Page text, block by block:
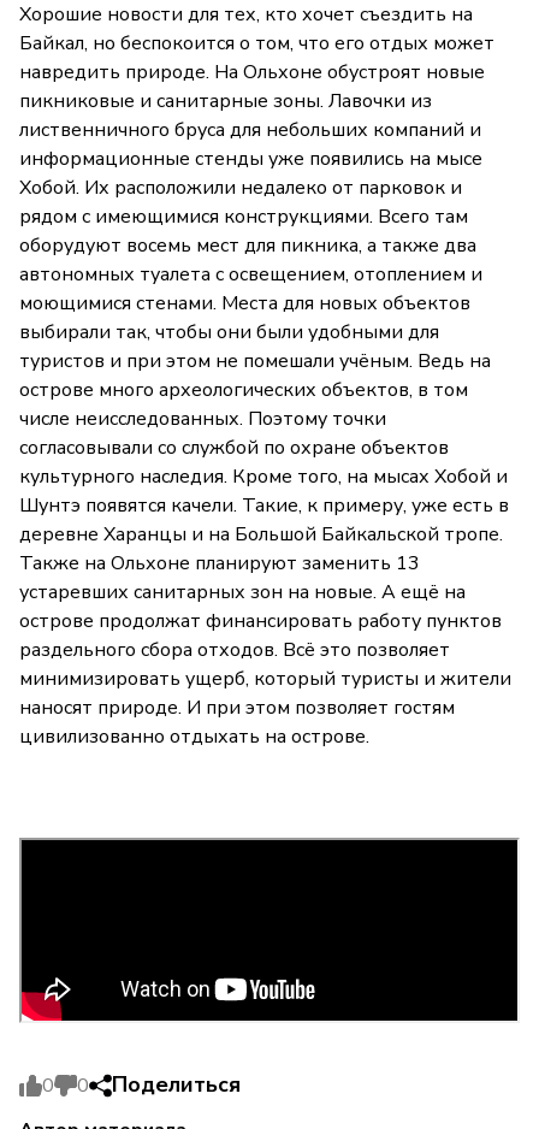
Хорошие новости для тех, кто хочет съездить на
Байкал, но беспокоится о том, что его отдых может
навредить природе. На Ольхоне обустроят новые
пикниковые и санитарные зоны. Лавочки из
лиственничного бруса для небольших компаний и
информационные стенды уже появились на мысе
Хобой. Их расположили недалеко от парковок и
рядом с имеющимися конструкциями. Всего там
оборудуют восемь мест для пикника, а также два
автономных туалета с освещением, отоплением и
моющимися стенами. Места для новых объектов
выбирали так, чтобы они были удобными для
туристов и при этом не помешали учёным. Ведь на
острове много археологических объектов, в том
числе неисследованных. Поэтому точки
согласовывали со службой по охране объектов
культурного наследия. Кроме того, на мысах Хобой и
Шунтэ появятся качели. Такие, к примеру, уже есть в
деревне Харанцы и на Большой Байкальской тропе.
Также на Ольхоне планируют заменить 13
устаревших санитарных зон на новые. А ещё на
острове продолжат финансировать работу пунктов
раздельного сбора отходов. Всё это позволяет
минимизировать ущерб, который туристы и жители
наносят природе. И при этом позволяет гостям
цивилизованно отдыхать на острове.
0 0 Поделиться